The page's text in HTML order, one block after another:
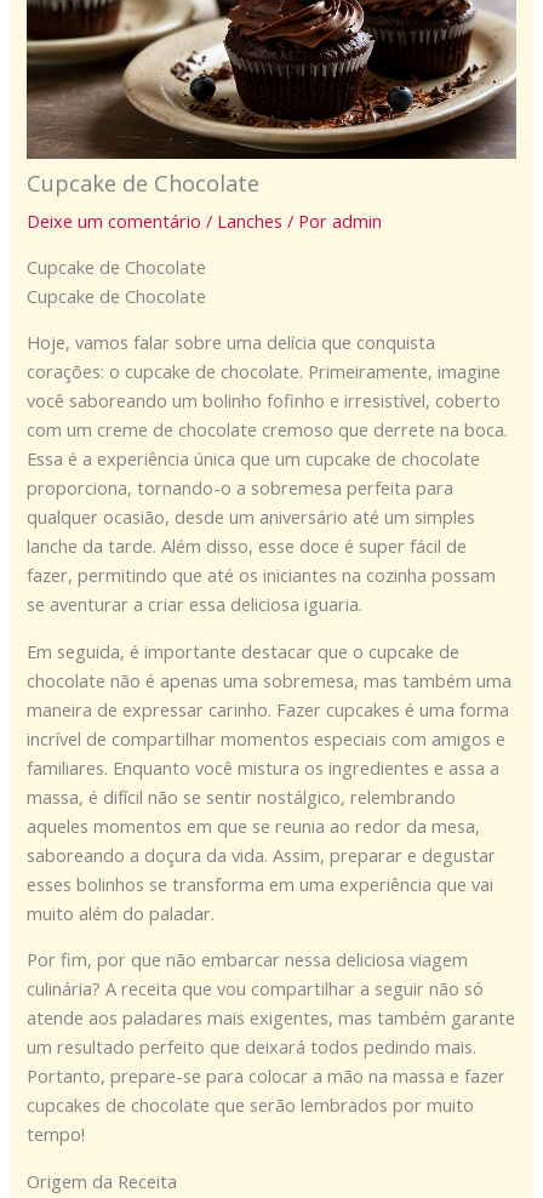
Cupcake de Chocolate
Deixe um comentário / Lanches / Poradmin
Cupcake de Chocolate
Cupcake de Chocolate
Hoje, vamos falar sobre uma delícia que conquista
corações: o cupcake de chocolate. Primeiramente, imagine
você saboreando um bolinho fofinho e irresistível, coberto
com um creme de chocolate cremoso que derrete na boca.
Essa é a experiência única que um cupcake de chocolate
proporciona, tornando-o a sobremesa perfeita para
qualquer ocasião, desde um aniversário até um simples
lanche da tarde. Além disso, esse doce é super fácil de
fazer, permitindo que até os iniciantes na cozinha possam
se aventurar a criar essa deliciosa iguaria.
Em seguida, é importante destacar que o cupcake de
chocolate não é apenas uma sobremesa, mas também uma
maneira de expressar carinho. Fazer cupcakes é uma forma
incrível de compartilhar momentos especiais com amigos e
familiares. Enquanto você mistura os ingredientes e assa a
massa, é difícil não se sentir nostálgico, relembrando
aqueles momentos em que se reunia ao redor da mesa,
saboreando a doçura da vida. Assim, preparar e degustar
esses bolinhos se transforma em uma experiência que vai
muito além do paladar.
Por fim, por que não embarcar nessa deliciosa viagem
culinária? A receita que vou compartilhar a seguir não só
atende aos paladares mais exigentes, mas também garante
um resultado perfeito que deixará todos pedindo mais.
Portanto, prepare-se para colocar a mão na massa e fazer
cupcakes de chocolate que serão lembrados por muito
tempo!
Origem da Receita